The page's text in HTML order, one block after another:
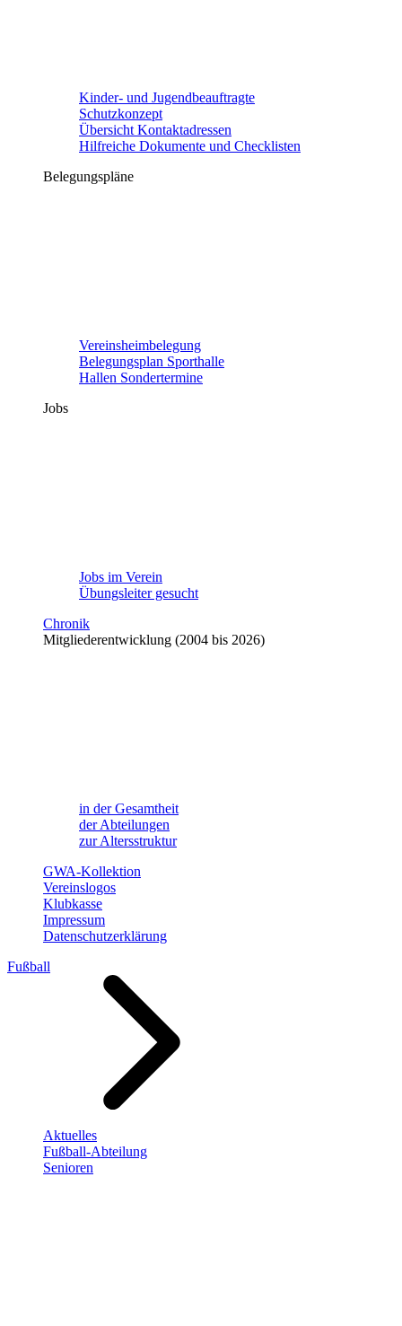
Kinder- und Jugendbeauftragte
Schutzkonzept
Übersicht Kontaktadressen
Hilfreiche Dokumente und Checklisten
Belegungspläne
Vereinsheimbelegung
Belegungsplan Sporthalle
Hallen Sondertermine
Jobs
Jobs im Verein
Übungsleiter gesucht
Chronik
Mitgliederentwicklung (2004 bis 2026)
in der Gesamtheit
der Abteilungen
zur Altersstruktur
GWA-Kollektion
Vereinslogos
Klubkasse
Impressum
Datenschutzerklärung
Fußball
Aktuelles
Fußball-Abteilung
Senioren